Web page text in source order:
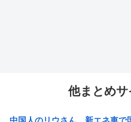
他まとめ